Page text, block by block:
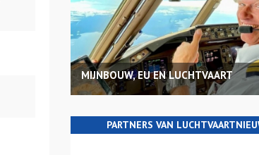
MIJNBOUW, EU EN LUCHTVAART
PARTNERS VAN